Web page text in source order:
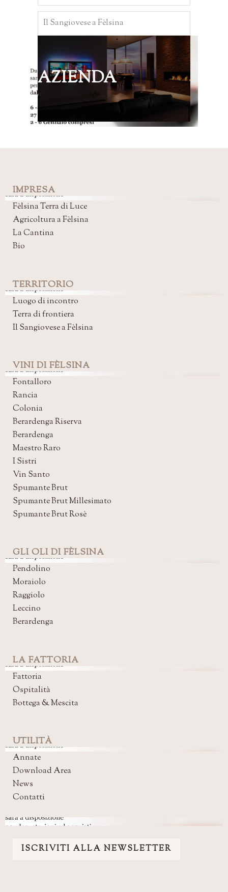
Il Sangiovese a Fèlsina
AZIENDA
IMPRESA
Fèlsina Terra di Luce
Agricoltura a Fèlsina
La Cantina
Bio
TERRITORIO
Luogo di incontro
Terra di frontiera
Il Sangiovese a Fèlsina
VINI DI FÈLSINA
Fontalloro
Rancia
Colonia
Berardenga Riserva
Berardenga
Maestro Raro
I Sistri
Vin Santo
Spumante Brut
Spumante Brut Millesimato
Spumante Brut Rosè
GLI OLI DI FÈLSINA
Pendolino
Moraiolo
Raggiolo
Leccino
Berardenga
LA FATTORIA
Fattoria
Ospitalità
Bottega & Mescita
UTILITÀ
Annate
Download Area
News
Contatti
ISCRIVITI ALLA NEWSLETTER